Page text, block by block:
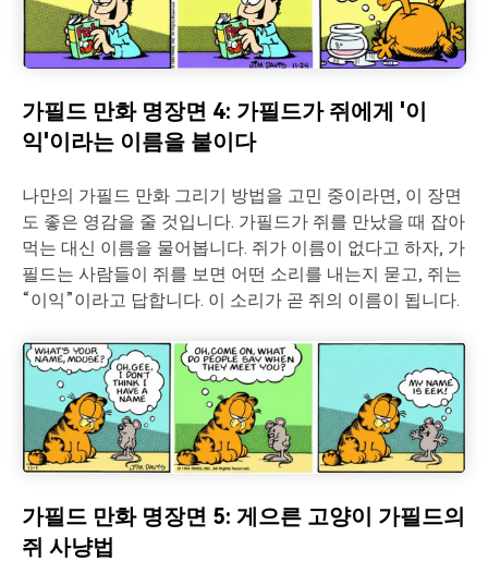
가필드 만화 명장면 4: 가필드가 쥐에게 '이
익'이라는 이름을 붙이다
나만의 가필드 만화 그리기 방법을 고민 중이라면, 이 장면
도 좋은 영감을 줄 것입니다. 가필드가 쥐를 만났을 때 잡아
먹는 대신 이름을 물어봅니다. 쥐가 이름이 없다고 하자, 가
필드는 사람들이 쥐를 보면 어떤 소리를 내는지 묻고, 쥐는
“이익”이라고 답합니다. 이 소리가 곧 쥐의 이름이 됩니다.
가필드 만화 명장면 5: 게으른 고양이 가필드의
쥐 사냥법